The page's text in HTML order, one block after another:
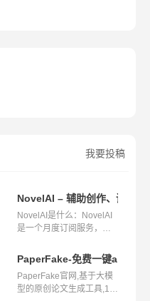
我要投稿
创新与个性化写作体验
NovelAI – 辅助创作、讲故事
NovelAI是什么：NovelAI
是一个月度订阅服务，它
PaperFake-免费一键ai论文
PaperFake官网,基于大模
型的原创论文生成工具,10